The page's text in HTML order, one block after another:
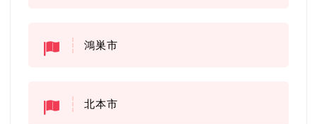
鴻巣市
北本市